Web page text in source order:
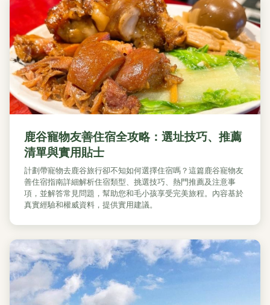
鹿谷寵物友善住宿全攻略：選址技巧、推薦
清單與實用貼士
計劃帶寵物去鹿谷旅行卻不知如何選擇住宿嗎？這篇鹿谷寵物友
善住宿指南詳細解析住宿類型、挑選技巧、熱門推薦及注意事
項，並解答常見問題，幫助您和毛小孩享受完美旅程。內容基於
真實經驗和權威資料，提供實用建議。